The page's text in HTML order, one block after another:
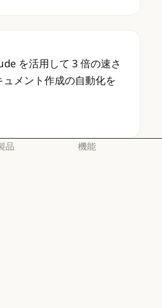
を活用して 3 倍の速さで
を活用して 3 倍の速さ
メント作成の自動化を
品 機能